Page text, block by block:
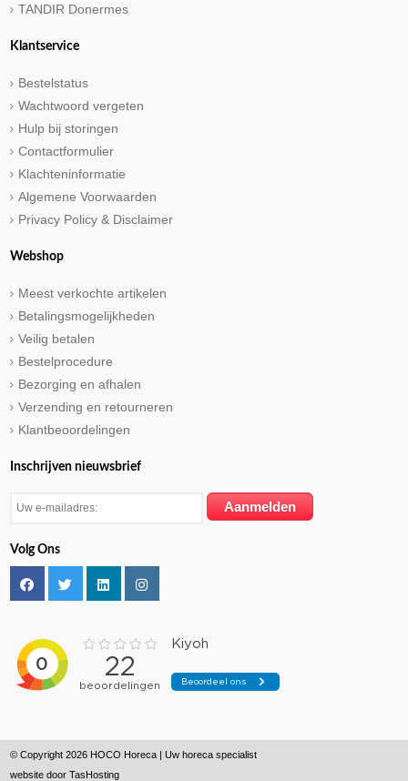
TANDIR Donermes
Klantservice
Bestelstatus
Wachtwoord vergeten
Hulp bij storingen
Contactformulier
Klachteninformatie
Algemene Voorwaarden
Privacy Policy & Disclaimer
Webshop
Meest verkochte artikelen
Betalingsmogelijkheden
Veilig betalen
Bestelprocedure
Bezorging en afhalen
Verzending en retourneren
Klantbeoordelingen
Inschrijven nieuwsbrief
Volg Ons
© Copyright 2026 HOCO Horeca | Uw horeca specialist
website doorTasHosting